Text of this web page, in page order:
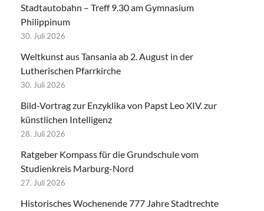
Stadtautobahn – Treff 9.30 am Gymnasium
Philippinum
30. Juli 2026
Weltkunst aus Tansania ab 2. August in der
Lutherischen Pfarrkirche
30. Juli 2026
Bild-Vortrag zur Enzyklika von Papst Leo XIV. zur
künstlichen Intelligenz
28. Juli 2026
Ratgeber Kompass für die Grundschule vom
Studienkreis Marburg-Nord
27. Juli 2026
Historisches Wochenende 777 Jahre Stadtrechte